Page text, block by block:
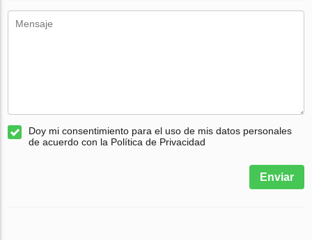
Doy mi consentimiento para el uso de mis datos personales
de acuerdo con la Política de Privacidad
Enviar